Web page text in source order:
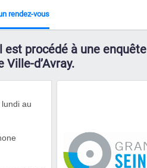
rendez-vous
est procédé à une enquête
d’Avray.
au